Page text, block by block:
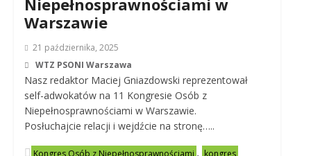
Niepełnosprawnościami w
Warszawie
21 października, 2025
WTZ PSONI Warszawa
Nasz redaktor Maciej Gniazdowski reprezentował
self-adwokatów na 11 Kongresie Osób z
Niepełnosprawnościami w Warszawie.
Posłuchajcie relacji i wejdźcie na stronę…..
Kongres Osób z Niepełnosprawnościami , kongres